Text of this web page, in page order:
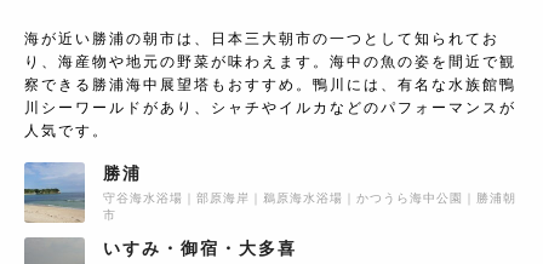
海が近い勝浦の朝市は、日本三大朝市の一つとして知られてお
り、海産物や地元の野菜が味わえます。海中の魚の姿を間近で観
察できる勝浦海中展望塔もおすすめ。鴨川には、有名な水族館鴨
川シーワールドがあり、シャチやイルカなどのパフォーマンスが
人気です。
勝浦
守谷海水浴場 部原海岸 鵜原海水浴場 かつうら海中公園
勝浦朝
市
いすみ・御宿・大多喜